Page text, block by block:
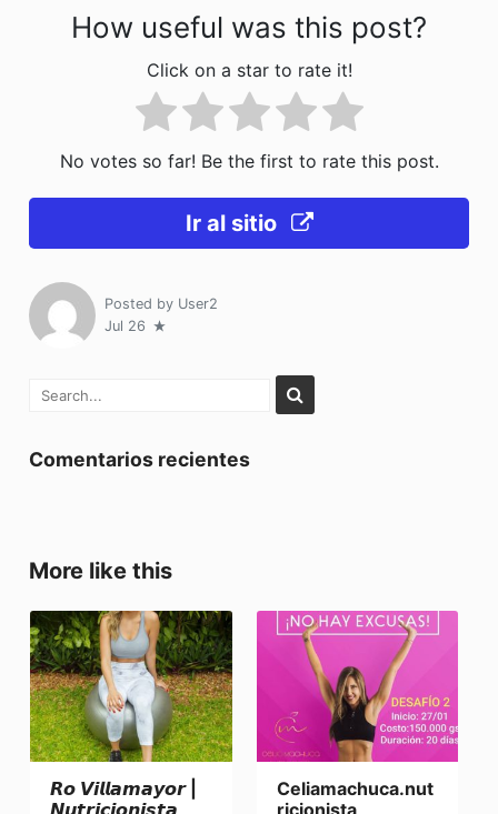
How useful was this post?
Click on a star to rate it!
No votes so far! Be the first to rate this post.
Ir al sitio
Posted by User2
Jul 26
Comentarios recientes
More like this
𝙍𝙤 𝙑𝙞𝙡𝙡𝙖𝙢𝙖𝙮𝙤𝙧 |
𝙉𝙪𝙩𝙧𝙞𝙘𝙞𝙤𝙣𝙞𝙨𝙩𝙖
Celiamachuca.nut
ricionista